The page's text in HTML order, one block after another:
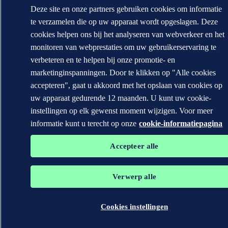
Deze site en onze partners gebruiken cookies om informatie
te verzamelen die op uw apparaat wordt opgeslagen. Deze
cookies helpen ons bij het analyseren van webverkeer en het
monitoren van webprestaties om uw gebruikerservaring te
verbeteren en te helpen bij onze promotie- en
marketinginspanningen. Door te klikken op "Alle cookies
accepteren", gaat u akkoord met het opslaan van cookies op
uw apparaat gedurende 12 maanden. U kunt uw cookie-
instellingen op elk gewenst moment wijzigen. Voor meer
informatie kunt u terecht op onze cookie-informatiepagina
Accepteer alle
Verwerp alle
Cookies instellingen